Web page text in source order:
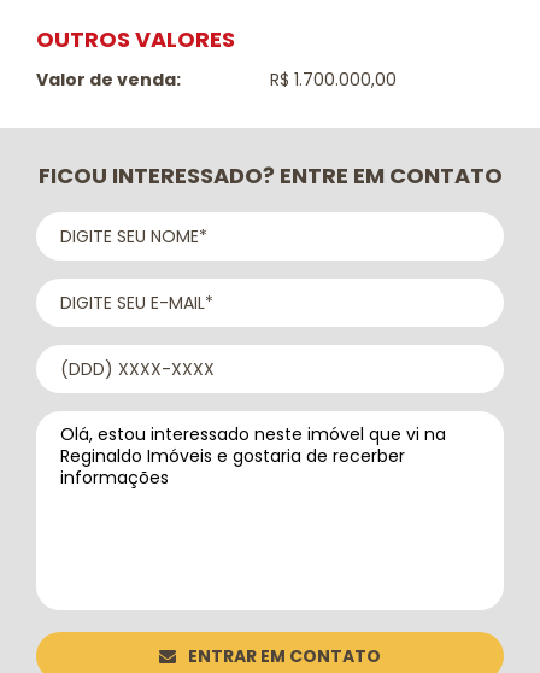
OUTROS VALORES
Valor de venda: R$ 1.700.000,00
FICOU INTERESSADO? ENTRE EM CONTATO
ENTRAR EM CONTATO